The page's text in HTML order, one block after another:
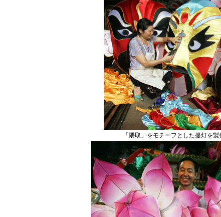
「隈取」をモチーフとした提灯を